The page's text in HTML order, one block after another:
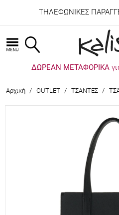
ΤΗΛΕΦΩΝΙΚΕΣ
ΔΩΡΕΑΝ ΜΕΤΑΦΟΡΙΚΑ
Αρχική / OUTLET / ΤΣΑΝΤΕΣ /